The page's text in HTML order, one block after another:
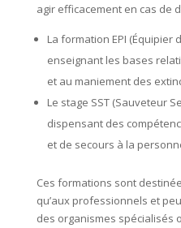
agir efficacement en cas de
La formation EPI (Équipier
enseignant les bases
et au maniement des
Le stage SST (Sauveteur
dispensant des
et de secours à la
Ces formations sont
qu’aux professionnels et
des organismes spécialisés